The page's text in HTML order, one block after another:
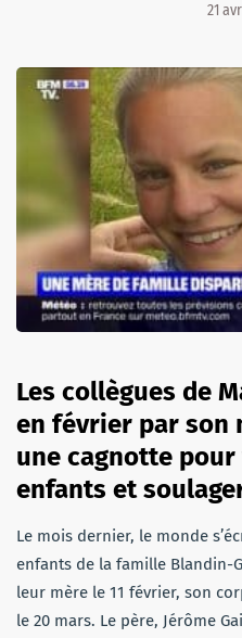
21
Les collègues de
en février par son
une cagnotte
enfants et
Le mois dernier, le monde
enfants de la famille Blandin-
leur mère le 11 février, son
le 20 mars. Le père, Jérôme